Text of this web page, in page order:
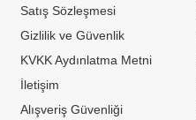
Satış Sözleşmesi
Gizlilik ve Güvenlik
KVKK Aydınlatma Metni
İletişim
Alışveriş Güvenliği